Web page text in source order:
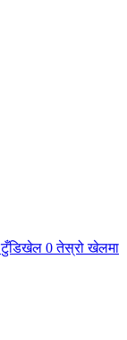
टुँडिखेल 0 तेस्रो खेलमा